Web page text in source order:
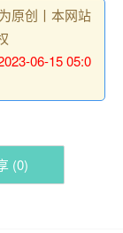
原创丨本网站
06-15 05:0
(0)